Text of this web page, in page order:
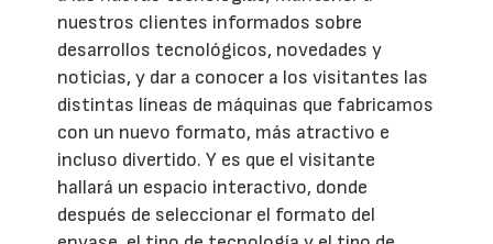
nuestros clientes informados sobre
desarrollos tecnológicos, novedades y
noticias, y dar a conocer a los visitantes las
distintas líneas de máquinas que fabricamos
con un nuevo formato, más atractivo e
incluso divertido. Y es que el visitante
hallará un espacio interactivo, donde
después de seleccionar el formato del